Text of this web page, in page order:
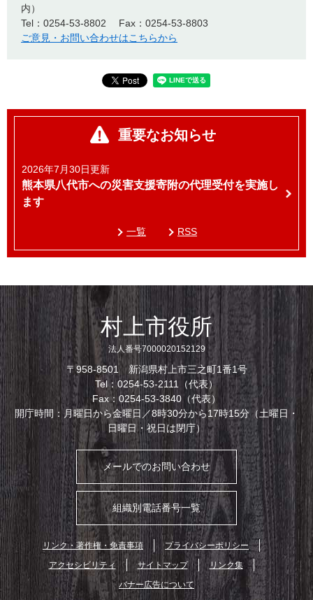
内）
Tel：0254-53-8802
Fax：0254-53-8803
ご意見・お問い合わせはこちらから
重要なお知らせ
2026年7月30日更新
熊本県八代市への災害支援寄附の代理受付を実施し
ます
一覧 RSS
村上市役所
法人番号7000020152129
〒958-8501 新潟県村上市三之町1番1号
Tel：0254-53-2111（代表）
Fax：0254-53-3840（代表）
開庁時間：月曜日から金曜日／8時30分から17時15分（土曜日・
日曜日・祝日は閉庁）
メールでのお問い合わせ
組織別電話番号一覧
リンク・著作権・免責事項
プライバシーポリシー
アクセシビリティ
サイトマップ
リンク集
バナー広告について